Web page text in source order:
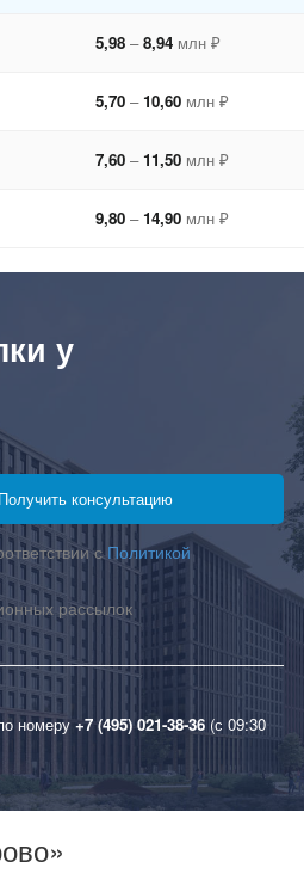
5,98 –8,94 млн ₽
5,70 –10,60 млн ₽
7,60 –11,50 млн ₽
9,80 –14,90 млн ₽
у
сПолитикой
рассылок
номеру +7 (495) 021-38-36 (с 09:30